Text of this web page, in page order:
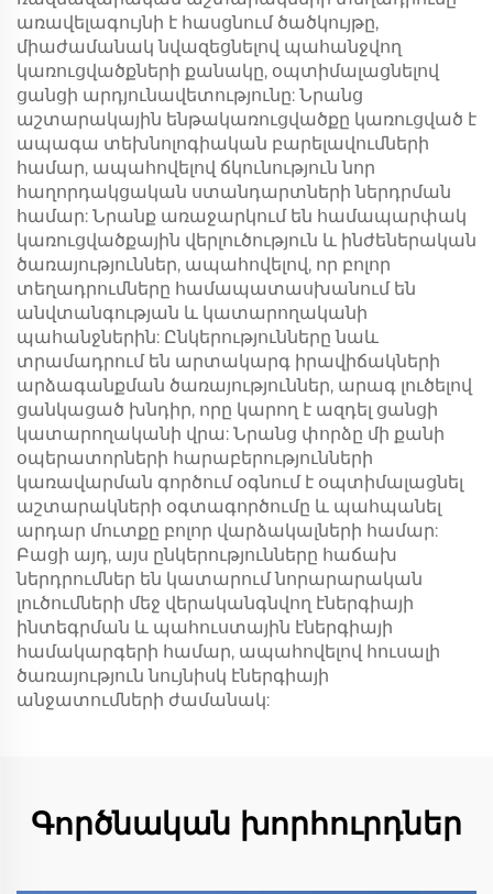
առավելագույնի է հասցնում ծածկույթը,
միաժամանակ նվազեցնելով պահանջվող
կառուցվածքների քանակը, օպտիմալացնելով
ցանցի արդյունավետությունը: Նրանց
աշտարակային ենթակառուցվածքը կառուցված է
ապագա տեխնոլոգիական բարելավումների
համար, ապահովելով ճկունություն նոր
հաղորդակցական ստանդարտների ներդրման
համար: Նրանք առաջարկում են համապարփակ
կառուցվածքային վերլուծություն և ինժեներական
ծառայություններ, ապահովելով, որ բոլոր
տեղադրումները համապատասխանում են
անվտանգության և կատարողականի
պահանջներին: Ընկերությունները նաև
տրամադրում են արտակարգ իրավիճակների
արձագանքման ծառայություններ, արագ լուծելով
ցանկացած խնդիր, որը կարող է ազդել ցանցի
կատարողականի վրա: Նրանց փորձը մի քանի
օպերատորների հարաբերությունների
կառավարման գործում օգնում է օպտիմալացնել
աշտարակների օգտագործումը և պահպանել
արդար մուտքը բոլոր վարձակալների համար:
Բացի այդ, այս ընկերությունները հաճախ
ներդրումներ են կատարում նորարարական
լուծումների մեջ վերականգնվող էներգիայի
ինտեգրման և պահուստային էներգիայի
համակարգերի համար, ապահովելով հուսալի
ծառայություն նույնիսկ էներգիայի
անջատումների ժամանակ:
Գործնական խորհուրդներ